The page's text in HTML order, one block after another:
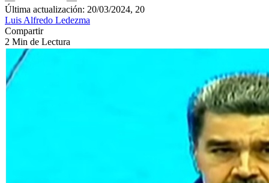
Última actualización: 20/03/2024, 20
Luis Alfredo Ledezma
Compartir
2 Min de Lectura